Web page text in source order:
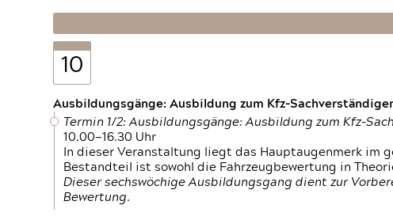
10
Ausbildungsgänge: Ausbildung zum Kfz-
Termin 1/2: Ausbildungsgänge: Ausbildung zum Kfz-
10.00—16.30 Uhr
In dieser Veranstaltung liegt das Hauptaugenmerk im
Bestandteil ist sowohl die Fahrzeugbewertung in
Dieser sechswöchige Ausbildungsgang dient zur
Bewertung.